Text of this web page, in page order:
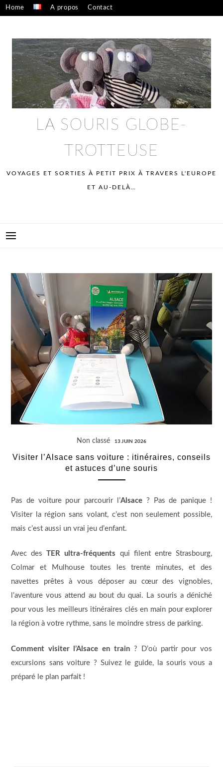
Skip
to
Home A propos Contact
LA SOURIS GLOBE-
TROTTEUSE
VOYAGES ET SORTIES À PETIT PRIX À TRAVERS L'EUROPE
ET AU-DELÀ…
Non classé 13 JUIN 2026
Visiter l’Alsace sans voiture : itinéraires, conseils
et astuces d’une souris
Pas de voiture pour parcourir l’Alsace ? Pas de panique !
Visiter la région sans volant, c’est non seulement possible,
mais c’est aussi un vrai jeu d’enfant.
Avec desTER ultra-fréquents qui filent entre Strasbourg,
Colmar et Mulhouse toutes les trente minutes, et des
navettes prêtes à vous déposer au cœur des vignobles,
l’aventure vous attend au bout du quai. La souris a déniché
pour vous les meilleurs itinéraires clés en main pour explorer
la région à votre rythme, sans le moindre stress de parking.
Comment visiter l’Alsace en train ? D’où partir pour vos
excursions sans voiture ? Suivez le guide, la souris vous a
préparé le plan parfait !